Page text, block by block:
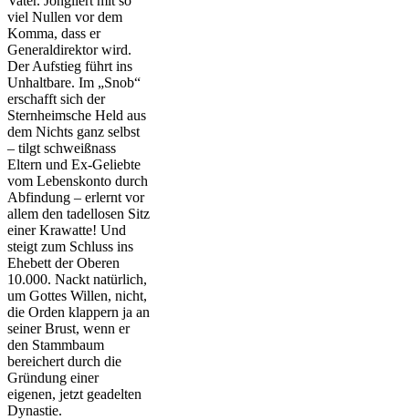
viel Nullen vor dem
Komma, dass er
Generaldirektor wird.
Der Aufstieg führt ins
Unhaltbare. Im „Snob“
erschafft sich der
Sternheimsche Held aus
dem Nichts ganz selbst
– tilgt schweißnass
Eltern und Ex-Geliebte
vom Lebenskonto durch
Abfindung – erlernt vor
allem den tadellosen Sitz
einer Krawatte! Und
steigt zum Schluss ins
Ehebett der Oberen
10.000. Nackt natürlich,
um Gottes Willen, nicht,
die Orden klappern ja an
seiner Brust, wenn er
den Stammbaum
bereichert durch die
Gründung einer
eigenen, jetzt geadelten
Dynastie.